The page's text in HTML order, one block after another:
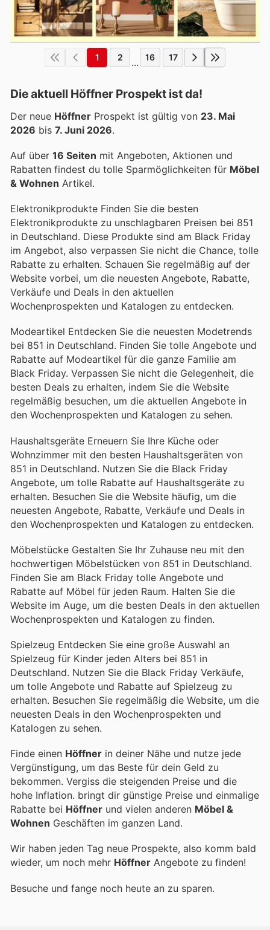
1 2 ... 16 17
Die aktuell Höffner Prospekt ist da!
Der neue Höffner Prospekt ist gültig von 23. Mai
2026 bis 7. Juni 2026.
Auf über 16 Seiten mit Angeboten, Aktionen und
Rabatten findest du tolle Sparmöglichkeiten für Möbel
& Wohnen Artikel.
Elektronikprodukte Finden Sie die besten
Elektronikprodukte zu unschlagbaren Preisen bei 851
in Deutschland. Diese Produkte sind am Black Friday
im Angebot, also verpassen Sie nicht die Chance, tolle
Rabatte zu erhalten. Schauen Sie regelmäßig auf der
Website vorbei, um die neuesten Angebote, Rabatte,
Verkäufe und Deals in den aktuellen
Wochenprospekten und Katalogen zu entdecken.
Modeartikel Entdecken Sie die neuesten Modetrends
bei 851 in Deutschland. Finden Sie tolle Angebote und
Rabatte auf Modeartikel für die ganze Familie am
Black Friday. Verpassen Sie nicht die Gelegenheit, die
besten Deals zu erhalten, indem Sie die Website
regelmäßig besuchen, um die aktuellen Angebote in
den Wochenprospekten und Katalogen zu sehen.
Haushaltsgeräte Erneuern Sie Ihre Küche oder
Wohnzimmer mit den besten Haushaltsgeräten von
851 in Deutschland. Nutzen Sie die Black Friday
Angebote, um tolle Rabatte auf Haushaltsgeräte zu
erhalten. Besuchen Sie die Website häufig, um die
neuesten Angebote, Rabatte, Verkäufe und Deals in
den Wochenprospekten und Katalogen zu entdecken.
Möbelstücke Gestalten Sie Ihr Zuhause neu mit den
hochwertigen Möbelstücken von 851 in Deutschland.
Finden Sie am Black Friday tolle Angebote und
Rabatte auf Möbel für jeden Raum. Halten Sie die
Website im Auge, um die besten Deals in den aktuellen
Wochenprospekten und Katalogen zu finden.
Spielzeug Entdecken Sie eine große Auswahl an
Spielzeug für Kinder jeden Alters bei 851 in
Deutschland. Nutzen Sie die Black Friday Verkäufe,
um tolle Angebote und Rabatte auf Spielzeug zu
erhalten. Besuchen Sie regelmäßig die Website, um die
neuesten Deals in den Wochenprospekten und
Katalogen zu sehen.
Finde einen Höffner in deiner Nähe und nutze jede
Vergünstigung, um das Beste für dein Geld zu
bekommen. Vergiss die steigenden Preise und die
hohe Inflation. bringt dir günstige Preise und einmalige
Rabatte bei Höffner und vielen anderen Möbel &
Wohnen Geschäften im ganzen Land.
Wir haben jeden Tag neue Prospekte, also komm bald
wieder, um noch mehr Höffner Angebote zu finden!
Besuche und fange noch heute an zu sparen.